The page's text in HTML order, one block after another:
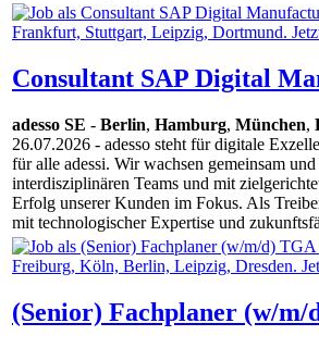
Consultant SAP Digital
adesso SE - Berlin, Hamburg, München,
26.07.2026 - adesso steht für digitale
für alle adessi. Wir wachsen gemeinsam
interdisziplinären Teams und mit
Erfolg unserer Kunden im Fokus. Als
mit technologischer Expertise und
(Senior) Fachplaner (w/